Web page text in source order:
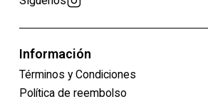
Información
Términos y Condiciones
Política de reembolso